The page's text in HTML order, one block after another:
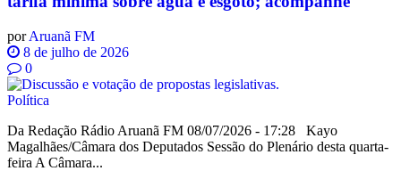
por Aruanã FM
8 de julho de 2026
0
Política
Da Redação Rádio Aruanã FM 08/07/2026 - 17:28 Kayo
Magalhães/Câmara dos Deputados Sessão do Plenário desta quarta-
feira A Câmara...